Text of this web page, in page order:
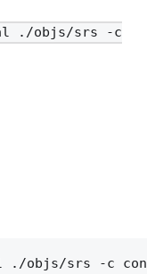
./objs/srs -c
./objs/srs -c